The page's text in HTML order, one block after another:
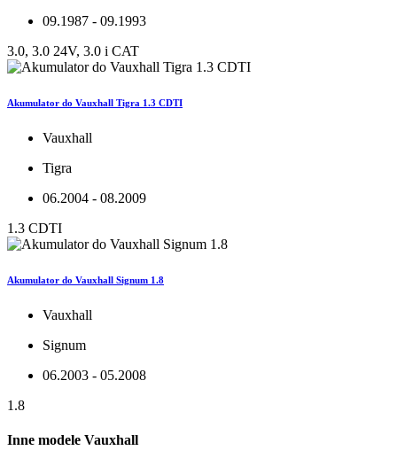
09.1987 - 09.1993
3.0, 3.0 24V, 3.0 i CAT
Akumulator do Vauxhall Tigra 1.3 CDTI
Vauxhall
Tigra
06.2004 - 08.2009
1.3 CDTI
Akumulator do Vauxhall Signum 1.8
Vauxhall
Signum
06.2003 - 05.2008
1.8
Inne modele Vauxhall